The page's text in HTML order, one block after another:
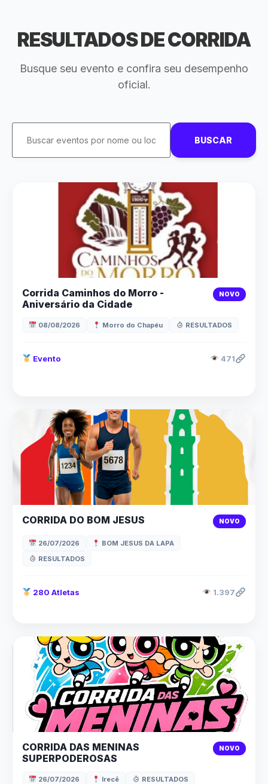
RESULTADOS DE CORRIDA
Busque seu evento e confira seu desempenho
oficial.
BUSCAR
Corrida Caminhos do Morro -
Aniversário da Cidade
NOVO
08/08/2026 Morro do Chapéu RESULTADOS
Evento 471
CORRIDA DO BOM JESUS NOVO
26/07/2026
BOM JESUS DA LAPA
RESULTADOS
280 Atletas 1.397
CORRIDA DAS MENINAS
SUPERPODEROSAS
NOVO
26/07/2026 Irecê RESULTADOS